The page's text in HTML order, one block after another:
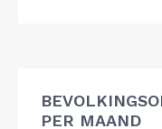
PER MAAND